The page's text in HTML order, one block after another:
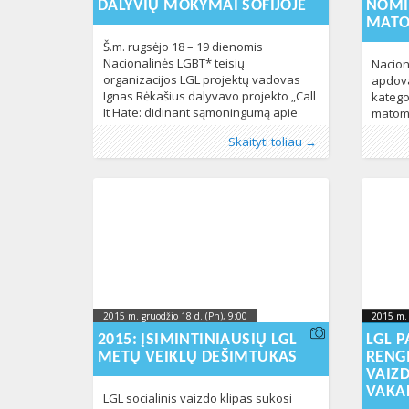
DALYVIŲ MOKYMAI SOFIJOJE
Š.m. rugsėjo 18 – 19 dienomis
Nacionalinės LGBT* teisių
organizacijos LGL projektų vadovas
Ignas Rėkašius dalyvavo projekto „Call
It Hate: didinant sąmoningumą apie
prieš LGBT* asmenis nukreiptus
neapykantos nusikaltimus“
mokymuose, kurių metu projekto
Skaityti toliau →
Publikavo:Aliona, LGL
Kategorijos:Naujienos154
Žymos:diskriminacija,lgbt teises,LGBT*
bendruomenė,Neapykantos nusikaltimai,
Žymos:
2015 m. gruodžio 18 d. (Pn), 9:00
2015-12-
21T11:44:00+00:00
2015: ĮSIMINTINIAUSIŲ LGL
METŲ VEIKLŲ DEŠIMTUKAS
LGL socialinis vaizdo klipas sukosi
2015 m.
2015-
2015 m.
LGL